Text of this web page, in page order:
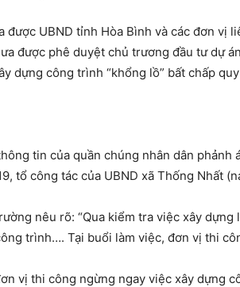
được UBND tỉnh Hòa Bình và các đơn
được phê duyệt chủ trương đầu tư dự
dựng công trình “khổng lồ” bất chấp
tin của quần chúng nhân dân
tổ công tác của UBND xã Thống Nhất
nêu rõ: “Qua kiểm tra việc xây
trình…. Tại buổi làm việc, đơn vị thi
vị thi công ngừng ngay việc xây dựng